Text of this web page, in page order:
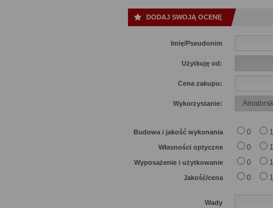
DODAJ SWOJĄ OCENĘ
Imię/Pseudonim
Użytkuję od:
Cena zakupu:
Wykorzystanie:
Budowa i jakość wykonania 0 1
Własności optyczne 0 1
Wyposażenie i użytkowanie 0 1
Jakość/cena 0 1
Wady